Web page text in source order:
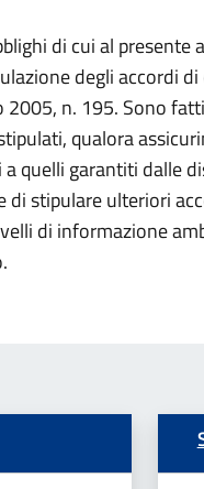
di cui al presente
degli accordi
2005, n. 195. Sono
qualora
quelli garantiti dalle
di stipulare ulteriori
di informazione